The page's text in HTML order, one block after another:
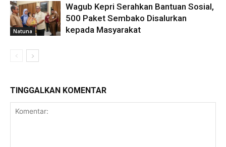
Natuna
Wagub Kepri Serahkan Bantuan Sosial,
500 Paket Sembako Disalurkan
kepada Masyarakat
TINGGALKAN KOMENTAR